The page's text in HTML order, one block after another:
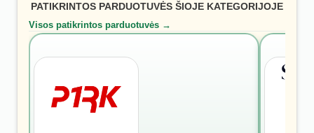
PATIKRINTOS PARDUOTUVĖS ŠIOJE KATEGORIJOJE
Visos patikrintos parduotuvės →